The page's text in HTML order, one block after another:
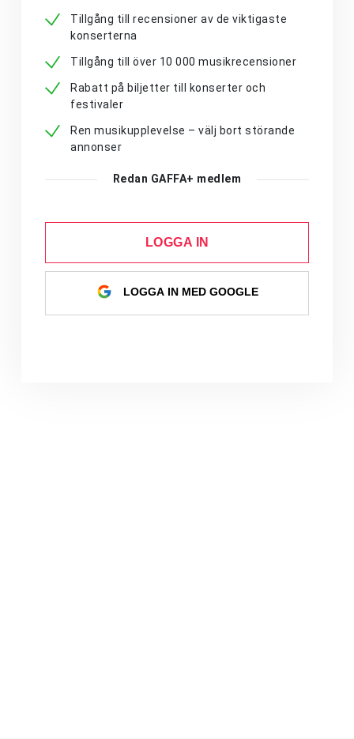
Tillgång till recensioner av de viktigaste
konserterna
Tillgång till över 10 000 musikrecensioner
Rabatt på biljetter till konserter och
festivaler
Ren musikupplevelse – välj bort störande
annonser
Redan GAFFA+ medlem
LOGGA IN
LOGGA IN MED GOOGLE